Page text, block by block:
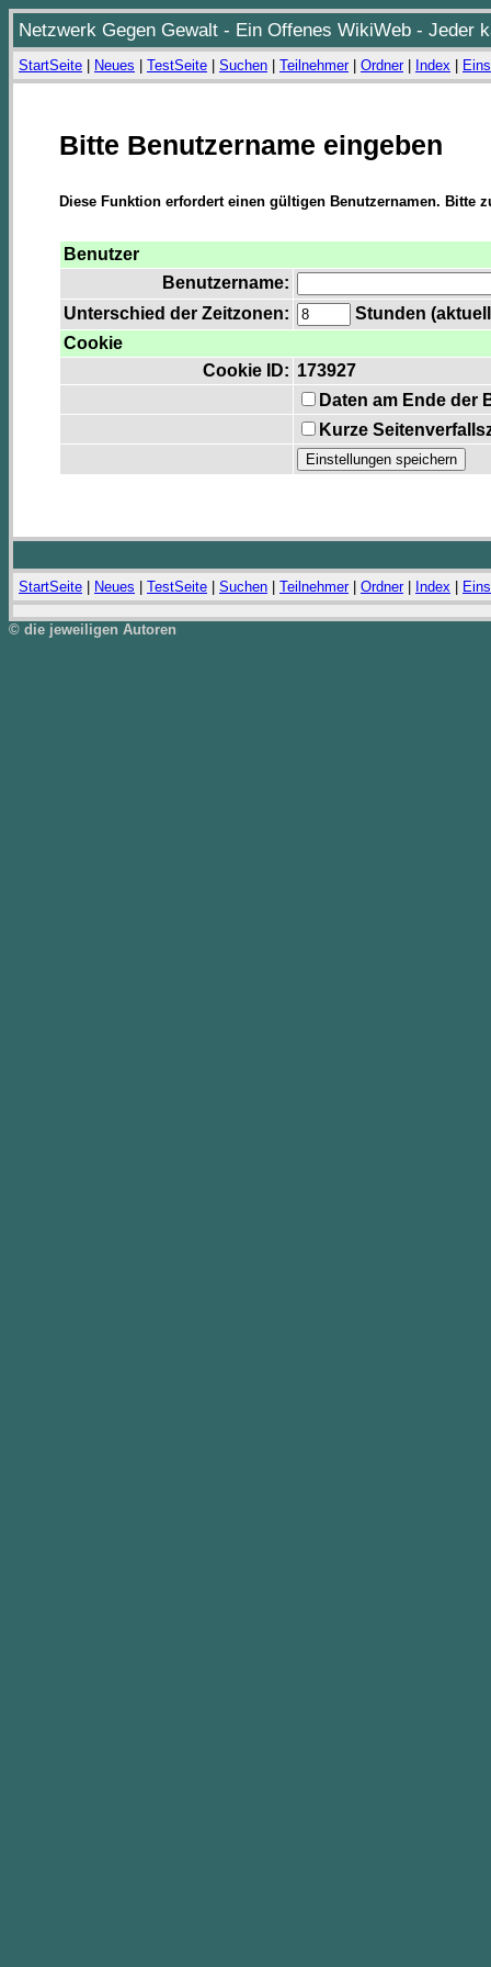
Netzwerk Gegen Gewalt - Ein Offenes WikiWeb - Jeder
StartSeite Neues TestSeite Suchen Teilnehmer| Ordner| Index
Bitte Benutzername eingeben
Diese Funktion erfordert einen gültigen Benutzernamen. Bitte
Benutzer
Benutzername:
Unterschied der Zeitzonen:
Stunden
Cookie
Cookie ID: 173927
Daten am Ende der
Kurze
StartSeite Neues TestSeite Suchen Teilnehmer| Ordner| Index
© die jeweiligen Autoren